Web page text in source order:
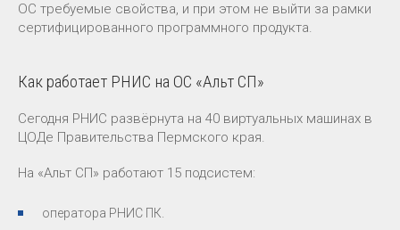
ОС требуемые свойства, и при этом не выйти за рамки
сертифицированного программного продукта.
Как работает РНИС на ОС «Альт СП»
Сегодня РНИС развёрнута на 40 виртуальных машинах в
ЦОДе Правительства Пермского края.
На «Альт СП» работают 15 подсистем:
оператора РНИС ПК.